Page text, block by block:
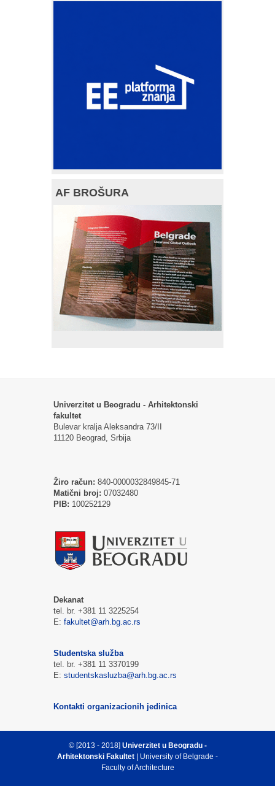
AF BROŠURA
Univerzitet u Beogradu - Arhitektonski
fakultet
Bulevar kralja Aleksandra 73/II
11120 Beograd, Srbija
Žiro račun: 840-0000032849845-71
Matični broj: 07032480
PIB: 100252129
Dekanat
tel. br. +381 11 3225254
E: fakultet@arh.bg.ac.rs
Studentska služba
tel. br. +381 11 3370199
E: studentskasluzba@arh.bg.ac.rs
Kontakti organizacionih jedinica
© [2013 - 2018] Univerzitet u Beogradu -
Arhitektonski Fakultet | University of Belgrade -
Faculty of Architecture